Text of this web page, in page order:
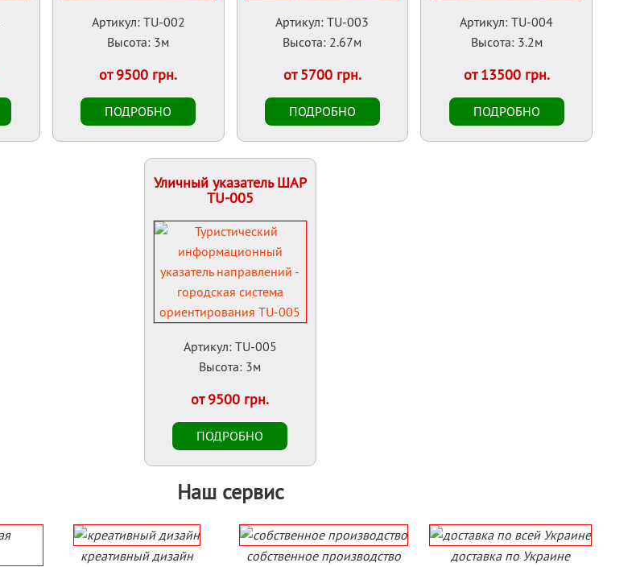
Артикул: TU-002
Высота: 3м
от 9500 грн.
Артикул: TU-003
Высота: 2.67м
от 5700 грн.
Артикул: TU-004
Высота: 3.2м
от 13500 грн.
Уличный указатель ШАР
TU-005
Артикул: TU-005
Высота: 3м
от 9500 грн.
Наш сервис
креативный дизайн собственное производство доставка по Украине